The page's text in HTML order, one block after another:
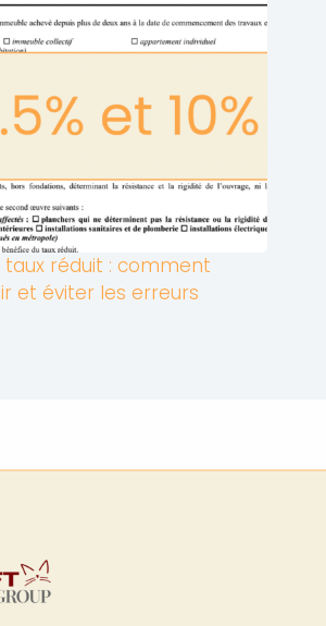
réduit : comment
et éviter les erreurs